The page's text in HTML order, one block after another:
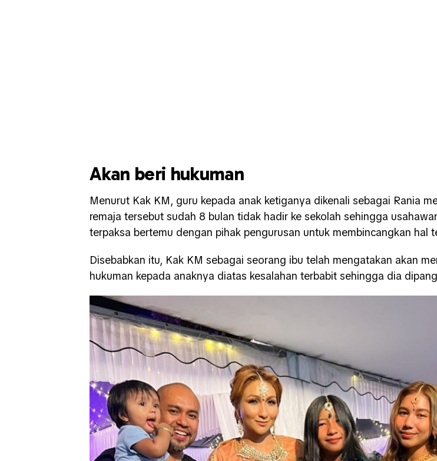
Akan beri hukuman
Menurut Kak KM, guru kepada anak ketiganya dikenali sebagai Rania
remaja tersebut sudah 8 bulan tidak hadir ke sekolah sehingga
terpaksa bertemu dengan pihak pengurusan untuk membincangkan hal
Disebabkan itu, Kak KM sebagai seorang ibu telah mengatakan akan
hukuman kepada anaknya diatas kesalahan terbabit sehingga dia